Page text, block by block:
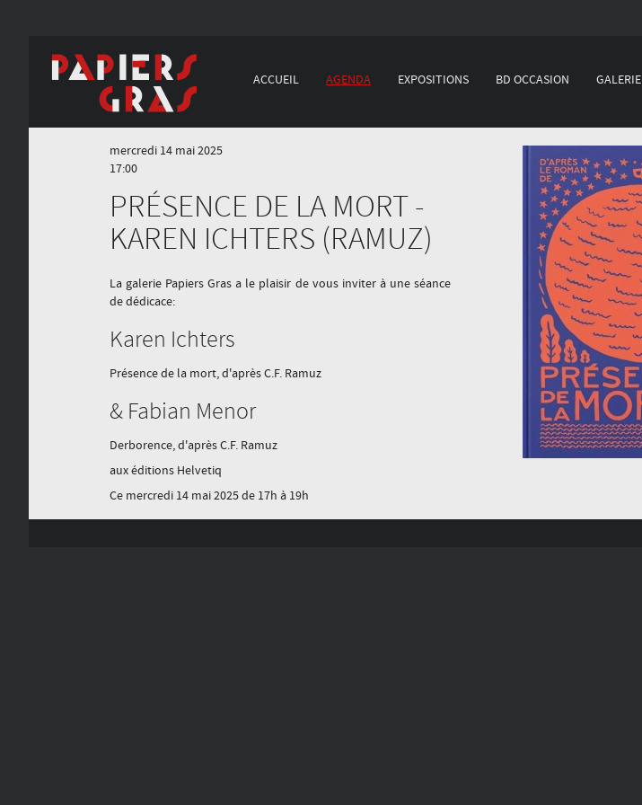
ACCUEIL AGENDA EXPOSITIONS BD OCCASION GALERIE
mercredi 14 mai 2025
17:00
PRÉSENCE DE LA MORT -
KAREN ICHTERS (RAMUZ)
La galerie Papiers Gras a le plaisir de vous inviter à une séance
de dédicace:
Karen Ichters
Présence de la mort, d'après C.F. Ramuz
& Fabian Menor
Derborence, d'après C.F. Ramuz
aux éditions Helvetiq
Ce mercredi 14 mai 2025 de 17h à 19h